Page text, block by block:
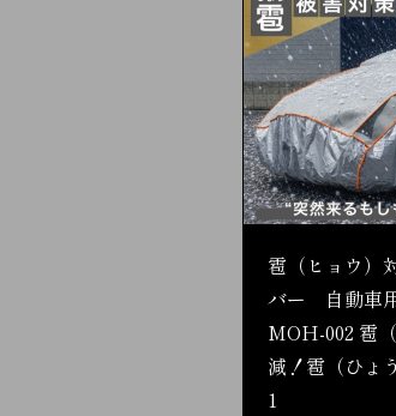
雹（ヒョウ）
バー 自動車
MOH-002 雹
減！雹（ひょ
1